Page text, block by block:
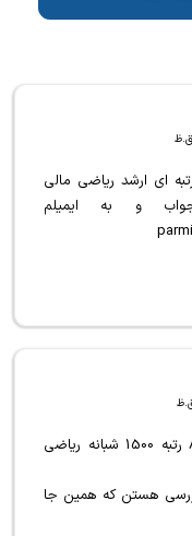
ای ارشد ریاضی مالی
و به ایمیلم
فعلا اینو بهتون بگم که سال 89 رتبه 1500 شبانه ریاضی
هستن که همین جا